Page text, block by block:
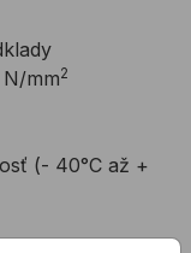
mm2
(- 40°C až +